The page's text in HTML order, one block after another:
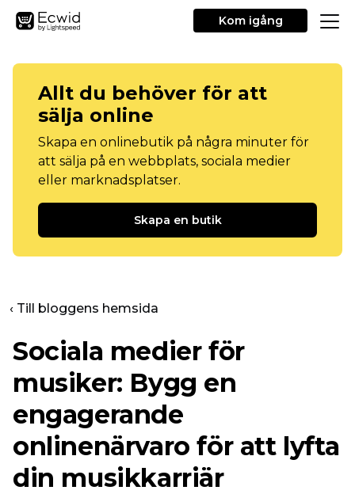
Kom igång
Allt du behöver för att
sälja online
Skapa en onlinebutik på några minuter för
att sälja på en webbplats, sociala medier
eller marknadsplatser.
Skapa en butik
‹ Till bloggens hemsida
Sociala medier för
musiker: Bygg en
engagerande
onlinenärvaro för att lyfta
din musikkarriär